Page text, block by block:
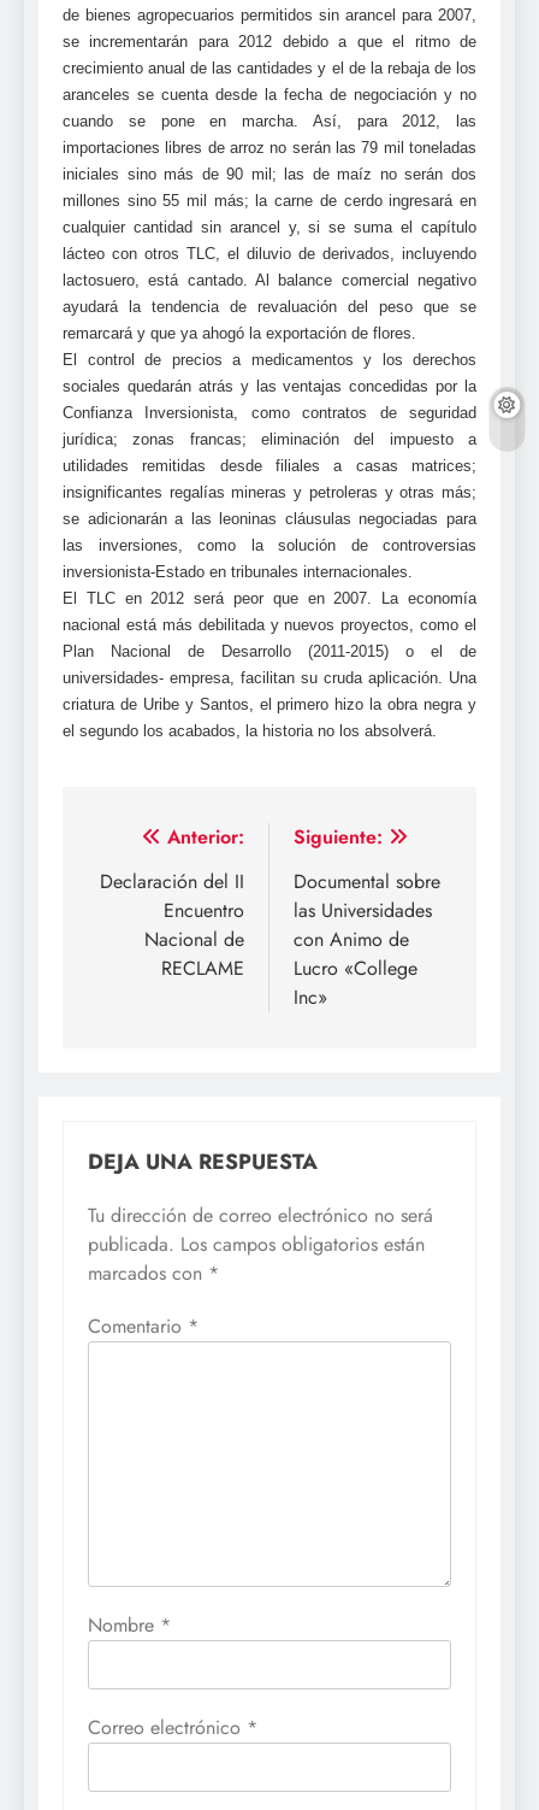
de bienes agropecuarios permitidos sin arancel para 2007,
se incrementarán para 2012 debido a que el ritmo de
crecimiento anual de las cantidades y el de la rebaja de los
aranceles se cuenta desde la fecha de negociación y no
cuando se pone en marcha. Así, para 2012, las
importaciones libres de arroz no serán las 79 mil toneladas
iniciales sino más de 90 mil; las de maíz no serán dos
millones sino 55 mil más; la carne de cerdo ingresará en
cualquier cantidad sin arancel y, si se suma el capítulo
lácteo con otros TLC, el diluvio de derivados, incluyendo
lactosuero, está cantado. Al balance comercial negativo
ayudará la tendencia de revaluación del peso que se
remarcará y que ya ahogó la exportación de flores.
El control de precios a medicamentos y los derechos
sociales quedarán atrás y las ventajas concedidas por la
Confianza Inversionista, como contratos de seguridad
jurídica; zonas francas; eliminación del impuesto a
utilidades remitidas desde filiales a casas matrices;
insignificantes regalías mineras y petroleras y otras más;
se adicionarán a las leoninas cláusulas negociadas para
las inversiones, como la solución de controversias
inversionista-Estado en tribunales internacionales.
El TLC en 2012 será peor que en 2007. La economía
nacional está más debilitada y nuevos proyectos, como el
Plan Nacional de Desarrollo (2011-2015) o el de
universidades- empresa, facilitan su cruda aplicación. Una
criatura de Uribe y Santos, el primero hizo la obra negra y
el segundo los acabados, la historia no los absolverá.
Navegación
de
entradas
Anterior:
Declaración del II
Encuentro
Nacional de
RECLAME
Siguiente:
Documental sobre
las Universidades
con Animo de
Lucro «College
Inc»
DEJA UNA RESPUESTA
Tu dirección de correo electrónico no será
publicada. Los campos obligatorios están
marcados con *
Comentario *
Nombre *
Correo electrónico *